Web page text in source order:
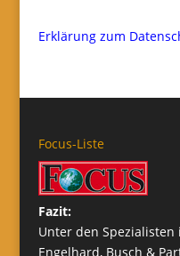
Erklärung zum
Focus-Liste
Fazit:
Unter den
Engelhard, Busch &